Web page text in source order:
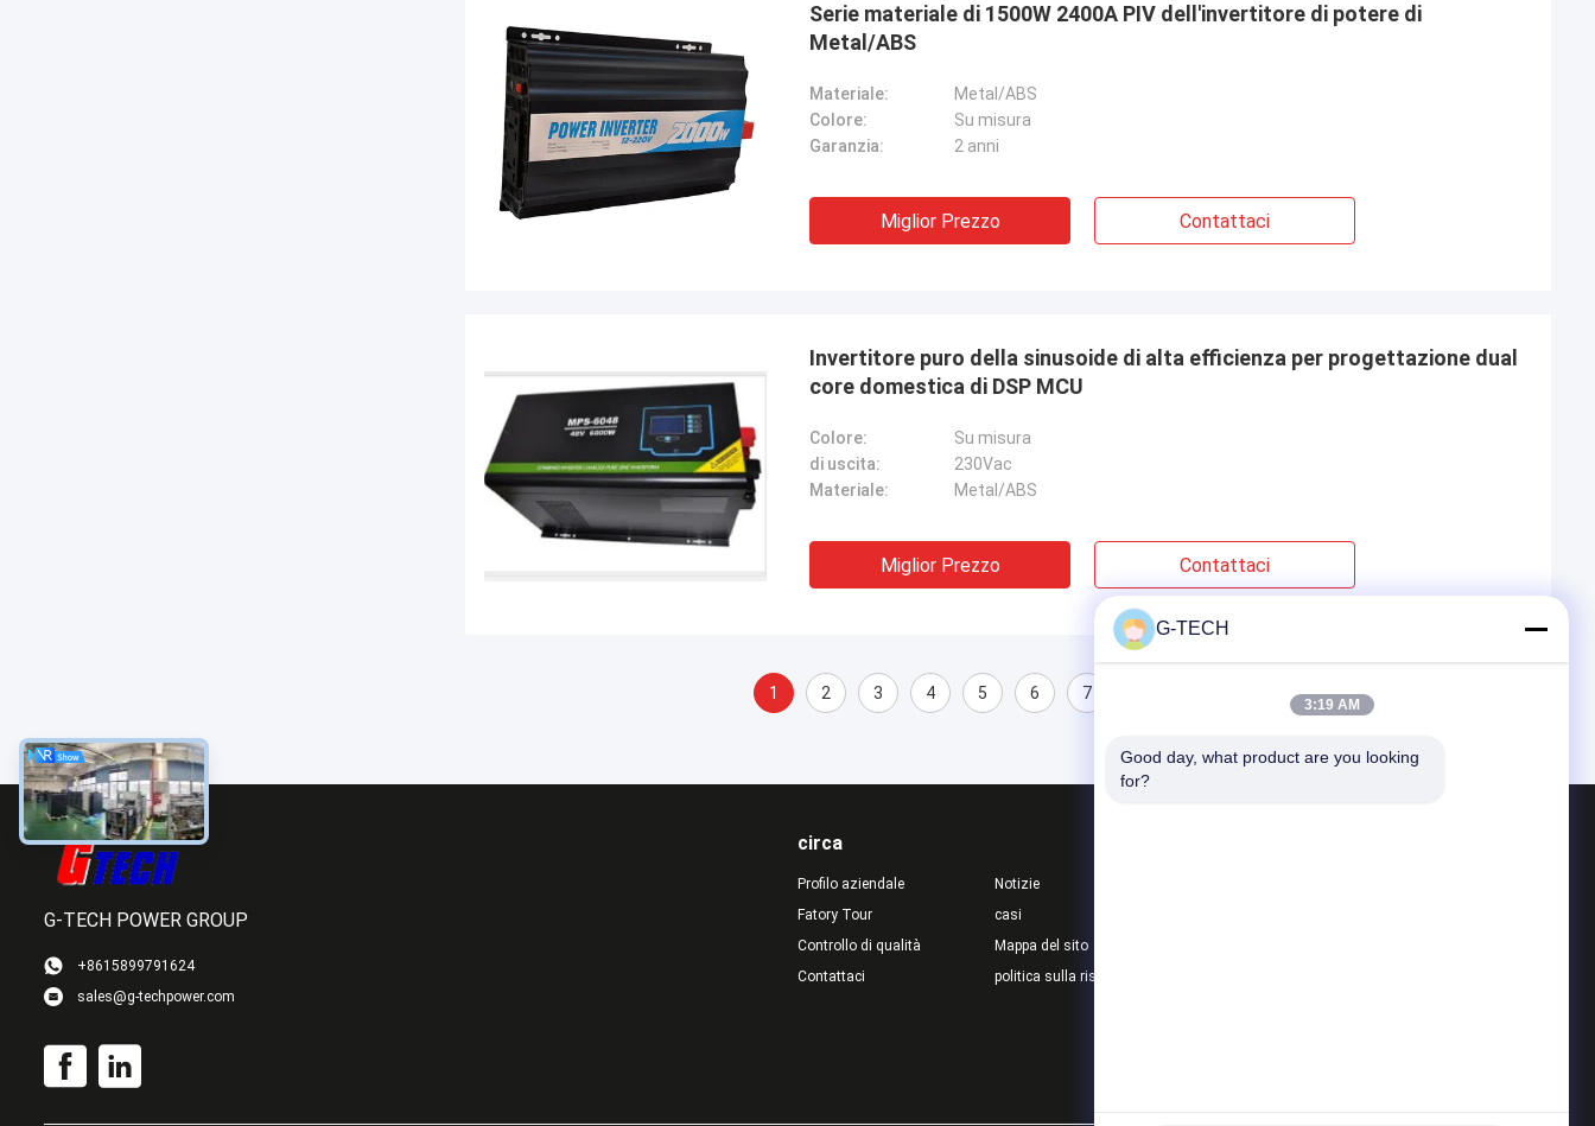
Serie materiale di 1500W 2400A PIV dell'invertitore di potere di
Metal/ABS
Materiale:
Metal/ABS
Colore:
Su misura
Garanzia:
2 anni
Miglior Prezzo Contattaci
Invertitore puro della sinusoide di alta efficienza per progettazione dual
core domestica di DSP MCU
Colore:
Su misura
di uscita:
230Vac
Materiale:
Metal/ABS
Miglior Prezzo Contattaci
1 2 3 4 5 6 7
G-TECH POWER GROUP
+8615899791624
sales@g-techpower.com
circa
Profilo aziendale
Fatory Tour
Controllo di qualità
Contattaci
Notizie
casi
Mappa del sito
politica sulla riservatezza
G-TECH
3:19 AM
Good day, what product are you looking
for?